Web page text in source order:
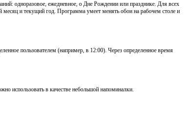
одноразовое, ежедневное, о Дне Рождении или празднике. Для всех
и текущий год. Программа умеет менять обои на рабочем столе и
пользователем (например, в 12:00). Через определенное время
использовать в качестве небольшой напоминалки.